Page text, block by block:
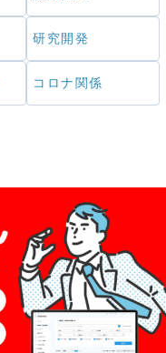
研究開発
コロナ関係